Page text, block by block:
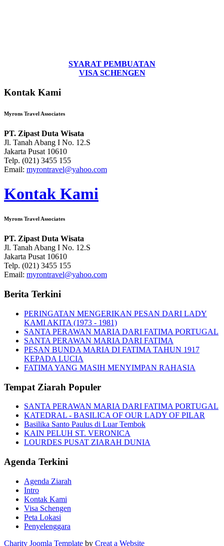
SYARAT PEMBUATAN
VISA SCHENGEN
Kontak Kami
Myrons Travel Associates
PT. Zipast Duta Wisata
Jl. Tanah Abang I No. 12.S
Jakarta Pusat 10610
Telp. (021) 3455 155
Email: myrontravel@yahoo.com
Kontak Kami
Myrons Travel Associates
PT. Zipast Duta Wisata
Jl. Tanah Abang I No. 12.S
Jakarta Pusat 10610
Telp. (021) 3455 155
Email: myrontravel@yahoo.com
Berita Terkini
PERINGATAN MENGERIKAN PESAN DARI LADY
KAMI AKITA (1973 - 1981)
SANTA PERAWAN MARIA DARI FATIMA PORTUGAL
SANTA PERAWAN MARIA DARI FATIMA
PESAN BUNDA MARIA DI FATIMA TAHUN 1917
KEPADA LUCIA
FATIMA YANG MASIH MENYIMPAN RAHASIA
Tempat Ziarah Populer
SANTA PERAWAN MARIA DARI FATIMA PORTUGAL
KATEDRAL - BASILICA OF OUR LADY OF PILAR
Basilika Santo Paulus di Luar Tembok
KAIN PELUH ST. VERONICA
LOURDES PUSAT ZIARAH DUNIA
Agenda Terkini
Agenda Ziarah
Intro
Kontak Kami
Visa Schengen
Peta Lokasi
Penyelenggara
Charity Joomla Template by Creat a Website